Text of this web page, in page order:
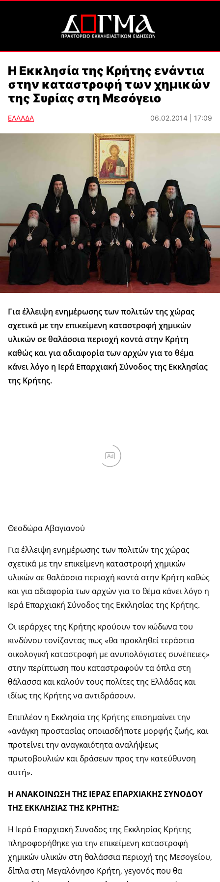
Η Εκκλησία της Κρήτης ενάντια
στην καταστροφή των χημικών
της Συρίας στη Μεσόγειο
ΕΛΛΑΔΑ 06.02.2014 | 17:09
Για έλλειψη ενημέρωσης των πολιτών της χώρας
σχετικά με την επικείμενη καταστροφή χημικών
υλικών σε θαλάσσια περιοχή κοντά στην Κρήτη
καθώς και για αδιαφορία των αρχών για το θέμα
κάνει λόγο η Ιερά Επαρχιακή Σύνοδος της Εκκλησίας
της Κρήτης.
Ad
Θεοδώρα Αβαγιανού
Για έλλειψη ενημέρωσης των πολιτών της χώρας
σχετικά με την επικείμενη καταστροφή χημικών
υλικών σε θαλάσσια περιοχή κοντά στην Κρήτη καθώς
και για αδιαφορία των αρχών για το θέμα κάνει λόγο η
Ιερά Επαρχιακή Σύνοδος της Εκκλησίας της Κρήτης.
Οι ιεράρχες της Κρήτης κρούουν τον κώδωνα του
κινδύνου τονίζοντας πως «θα προκληθεί τεράστια
οικολογική καταστροφή με ανυπολόγιστες συνέπειες»
στην περίπτωση που καταστραφούν τα όπλα στη
θάλασσα και καλούν τους πολίτες της Ελλάδας και
ιδίως της Κρήτης να αντιδράσουν.
Επιπλέον η Εκκλησία της Κρήτης επισημαίνει την
«ανάγκη προστασίας οποιασδήποτε μορφής ζωής, και
προτείνει την αναγκαιότητα αναλήψεως
πρωτοβουλιών και δράσεων προς την κατεύθυνση
αυτή».
Η ΑΝΑΚΟΙΝΩΣΗ ΤΗΣ ΙΕΡΑΣ ΕΠΑΡΧΙΑΚΗΣ ΣΥΝΟΔΟΥ
ΤΗΣ ΕΚΚΛΗΣΙΑΣ ΤΗΣ ΚΡΗΤΗΣ:
Η Ιερά Επαρχιακή Συνοδος της Εκκλησίας Κρήτης
πληροφορήθηκε για την επικείμενη καταστροφή
χημικών υλικών στη θαλάσσια περιοχή της Μεσογείου,
δίπλα στη Μεγαλόνησο Κρήτη, γεγονός που θα